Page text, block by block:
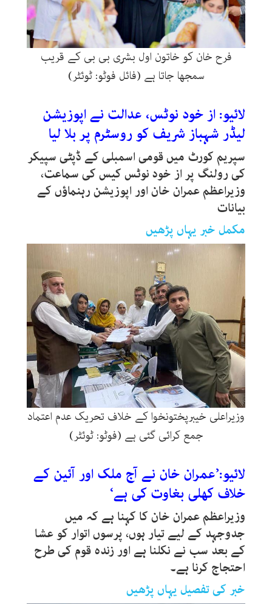
فرح خان کو خاتون اول بشری بی بی کے قریب
سمجھا جاتا ہے (فائل فوٹو: ٹوئٹر)
لائیو: از خود نوٹس، عدالت نے اپوزیشن
لیڈر شہباز شریف کو روسٹرم پر بلا لیا
سپریم کورٹ میں قومی اسمبلی کے ڈپٹی سپیکر
کی رولنگ پر از خود نوٹس کیس کی سماعت،
وزیراعظم عمران خان اور اپوزیشن رہنماؤں کے
بیانات
مکمل خبر یہاں پڑھیں
وزیراعلی خیبرپختونخوا کے خلاف تحریک عدم اعتماد
جمع کرائی گئی ہے (فوٹو: ٹوئٹر)
لائیو:’عمران خان نے آج ملک اور آئین کے
خلاف کھلی بغاوت کی ہے‘
وزیراعظم عمران خان کا کہنا ہے کہ میں
جدوجہد کے لیے تیار ہوں، پرسوں اتوار کو عشا
کے بعد سب نے نکلنا ہے اور زندہ قوم کی طرح
احتجاج کرنا ہے۔
خبر کی تفصیل یہاں پڑھیں